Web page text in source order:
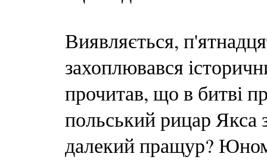
Виявляється,
захоплювався
прочитав, що в битві
польський рицар
далекий пращур?